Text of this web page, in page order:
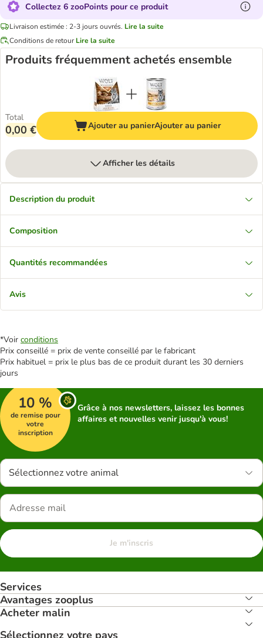
Collectez 6 zooPoints pour ce produit
Livraison estimée : 2-3 jours ouvrés. Lire la suite
Conditions de retour Lire la suite
Produits fréquemment achetés ensemble
Total
0,00 € Ajouter au panierAjouter au panier
Afficher les détails
Description du produit
Composition
Quantités recommandées
Avis
*Voir conditions
Prix conseillé = prix de vente conseillé par le fabricant
Prix habituel = prix le plus bas de ce produit durant les 30 derniers
jours
10 %
de remise pour
votre
inscription
Grâce à nos newsletters, laissez les bonnes
affaires et nouvelles venir jusqu'à vous!
Sélectionnez votre animal
Je m'inscris
Services
Avantages zooplus
Acheter malin
Sélectionnez votre pays